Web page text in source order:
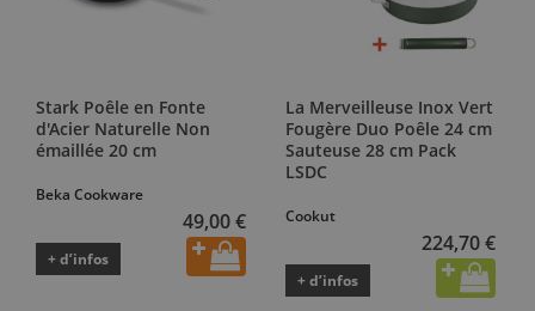
Stark Poêle en Fonte
d'Acier Naturelle Non
émaillée 20 cm
Beka Cookware
49,00 €
+ d’infos
La Merveilleuse Inox Vert
Fougère Duo Poêle 24 cm
Sauteuse 28 cm Pack
LSDC
Cookut
224,70 €
+ d’infos